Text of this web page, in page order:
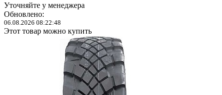
Уточняйте у менеджера
Обновлено:
06.08.2026 08:22:48
Этот товар можно купить